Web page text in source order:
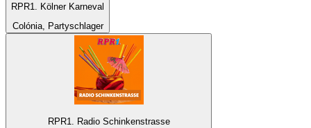
RPR1. Kölner Karneval
Colónia, Partyschlager
RPR1. Radio Schinkenstrasse